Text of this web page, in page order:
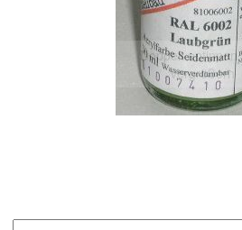
Doppelt antippen
vergrößern